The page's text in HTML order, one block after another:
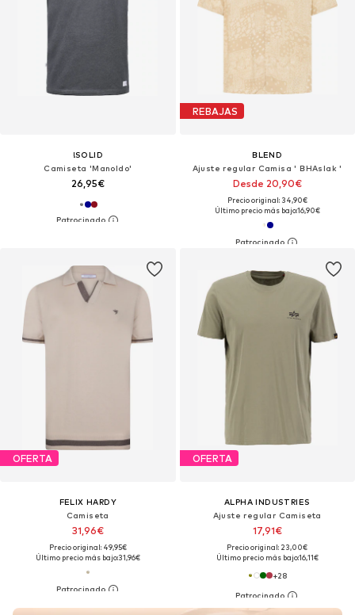
!SOLID
Camiseta 'Manoldo'
26,95€
REBAJAS
BLEND
Ajuste regular Camisa ' BHAslak '
Desde 20,90€
Precio original: 34,90€
Último precio más bajo:16,90€
OFERTA
FELIX HARDY
Camiseta
31,96€
Precio original: 49,95€
Último precio más bajo:31,96€
OFERTA
ALPHA INDUSTRIES
Ajuste regular Camiseta
17,91€
Precio original: 23,00€
Último precio más bajo:16,11€
+28